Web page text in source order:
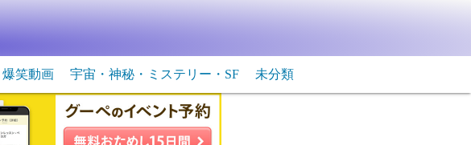
爆笑動画
動物系の爆笑動画
宇宙・神秘・ミステリー・SF
未確認生物・飛行物体
未分類